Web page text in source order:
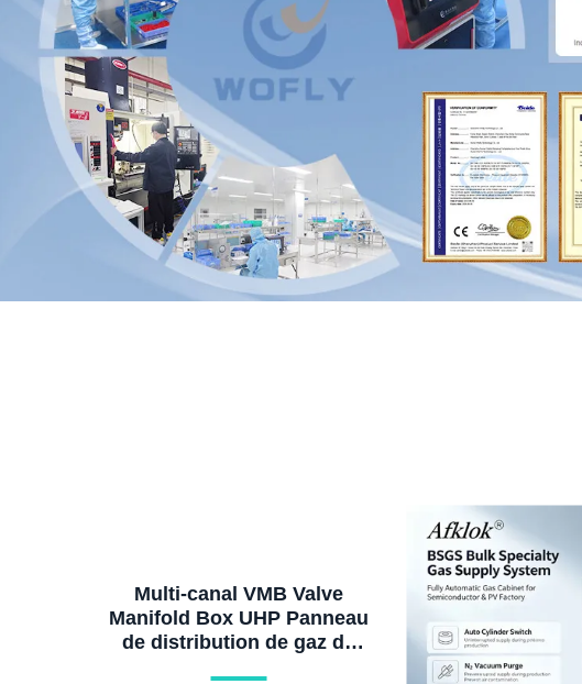
Multi-canal VMB Valve
Manifold Box UHP Panneau
de distribution de gaz de